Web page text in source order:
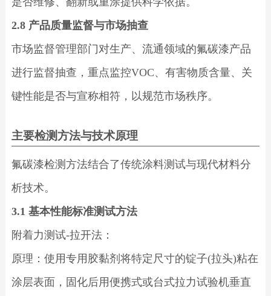
2.8 产品质量监督与市场抽查
市场监督管理部门对生产、流通领域的氟碳漆产品
进行监督抽查，重点监控VOC、有害物质含量、关
键性能是否与宣称相符，以规范市场秩序。
主要检测方法与技术原理
氟碳漆检测方法结合了传统涂料测试与现代材料分
析技术。
3.1 基本性能标准测试方法
附着力测试-拉开法：
原理：使用专用胶黏剂将特定尺寸的锭子(拉头)粘在
涂层表面，固化后用便携式或台式拉力试验机垂直